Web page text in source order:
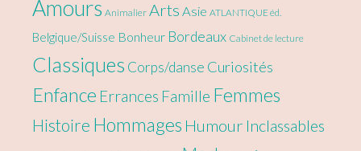
Amours Animalier Arts Asie ATLANTIQUE éd.
Belgique/Suisse Bonheur Bordeaux Cabinet de lecture
Classiques Corps/danse Curiosités
Enfance Errances Famille Femmes
Histoire Hommages Humour Inclassables